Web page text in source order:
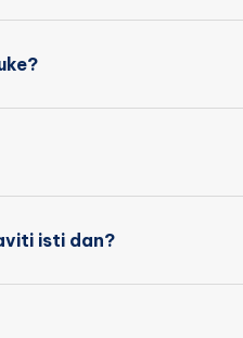
isti dan?